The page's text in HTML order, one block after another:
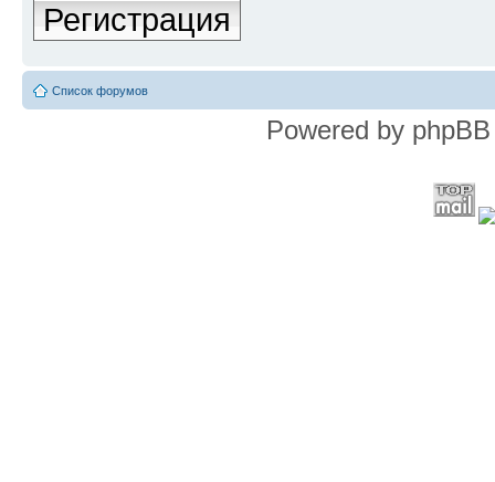
Регистрация
Список форумов
Powered by